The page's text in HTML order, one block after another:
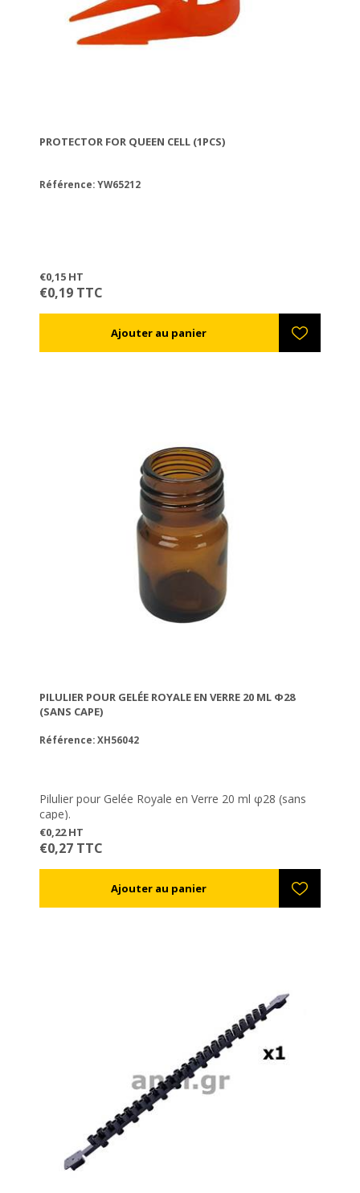
PROTECTOR FOR QUEEN CELL (1PCS)
Référence: YW65212
€0,15 HT
€0,19 TTC
PILULIER POUR GELÉE ROYALE EN VERRE 20 ML Φ28
(SANS CAPE)
Référence: XH56042
Pilulier pour Gelée Royale en Verre 20 ml φ28 (sans
cape).
€0,22 HT
€0,27 TTC